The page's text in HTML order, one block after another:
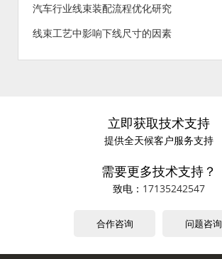
汽车行业线束装配流程优化研究
线束工艺中影响下线尺寸的因素
立即获取技术支持
提供全天候客户服务支持
需要更多技术支持？
致电： 17135242547
合作咨询 问题咨询